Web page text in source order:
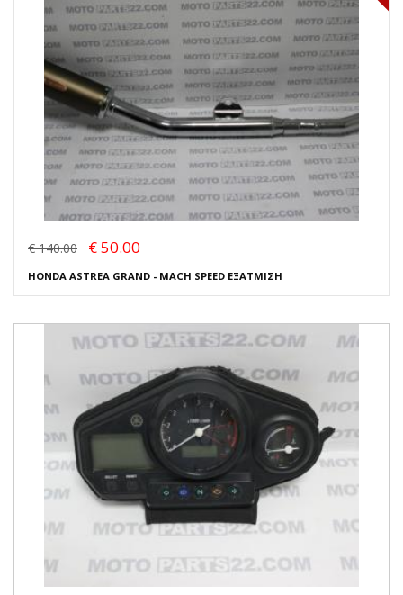
€ 140.00 € 50.00
HONDA ASTREA GRAND - MACH SPEED ΕΞΑΤΜΙΣΗ